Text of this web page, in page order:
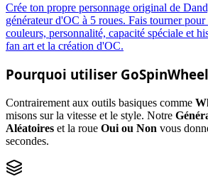
Crée ton propre personnage original de
générateur d'OC à 5 roues. Fais tourner
couleurs, personnalité, capacité spéciale et
fan art et la création d'OC.
Pourquoi utiliser
Contrairement aux outils basiques comme
misons sur la vitesse et le style. Notre
Aléatoires et la roue Oui ou Non vous
secondes.